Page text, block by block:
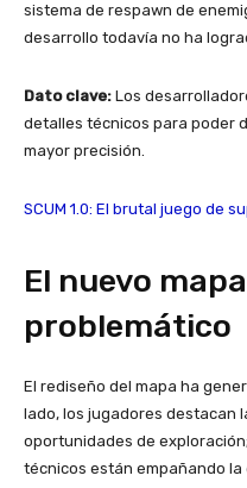
sistema de respawn de
desarrollo todavía no ha
Dato clave: Los
detalles técnicos para poder
mayor precisión.
SCUM 1.0: El brutal juego de
El nuevo
problemático
El rediseño del mapa ha
lado, los jugadores destacan
oportunidades de
técnicos están empañando la